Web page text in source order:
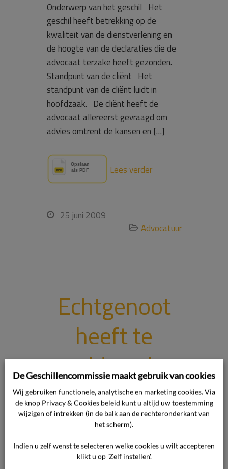
Onderwerp van het geschil Het
geschil heeft betrekking op de
kwaliteit van de dienstverlening en
de hoogte van de declaraties die de
advocaat terzake heeft gezonden.
Standpunt van de cliënt Het
standpunt van de cliënt luidt in
hoofdzaak. De cliënt heeft de
advocaat allereerst gevraagd om
advies omtrent de kansen en […]
Lees verder
 25 juni 2009
 Advocatuur
Echtgenoot
heeft te
gelden als
mede
afnemer van
de diensten
De Geschillencommissie maakt gebruik van cookies
Wij gebruiken functionele, analytische en marketing cookies. Via
de knop Privacy & Cookies beleid kunt u altijd uw toestemming
wijzigen of intrekken (in de balk aan de rechteronderkant van
het scherm).
Indien u zelf wenst te selecteren welke cookies u wilt accepteren
klikt u op 'Zelf instellen'.